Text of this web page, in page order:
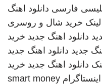
فارسی دانلود اهنگ
خرید شال و روسری
دانلود اهنگ جدید خرید
جدید دانلود اهنگ جدید
دانلود اهنگ جدید خرید
smart money